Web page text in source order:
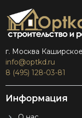
г. Москва
info@optkd.ru
8 (495) 128-03-81
Информация